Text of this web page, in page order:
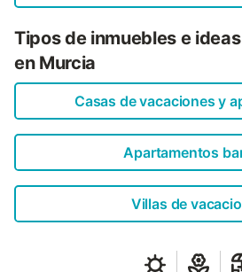
Tipos de inmuebles e
en Murcia
Casas de vacaciones y
Apartamentos
Villas de